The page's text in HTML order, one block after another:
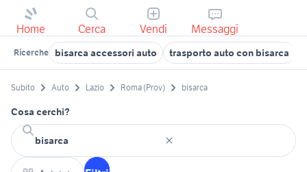
Home Cerca Vendi Messaggi
Ricerche bisarca accessori auto trasporto auto con bisarca
Subito Auto Lazio Roma (Prov) bisarca
Cosa cerchi?